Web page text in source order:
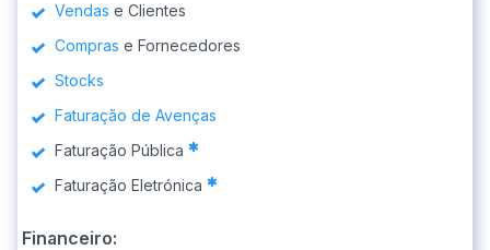
Vendas e Clientes
Compras e Fornecedores
Stocks
Faturação de Avenças
Faturação Pública
Faturação Eletrónica
Financeiro: